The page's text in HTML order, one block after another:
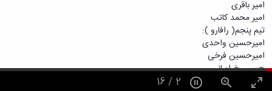
امیر باقری
امیر محمد کاتب
تیم پنجم( رافارو ):
امیرحسین واحدی
امیرحسین فرخی
حسین خراسانی
2
/
16